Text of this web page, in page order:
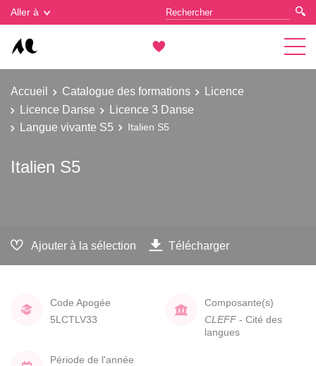
Aller à
Accueil Catalogue des formations
Licence
Licence Danse
Licence 3 Danse
Langue vivante S5
Italien S5
Italien S5
Ajouter à la sélection Télécharger
Code Apogée
5LCTLV33
Composante(s)
CLEFF - Cité des
langues
Période de l'année
Gestion des cookies